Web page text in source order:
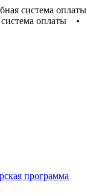
система оплаты
оплаты •
программа